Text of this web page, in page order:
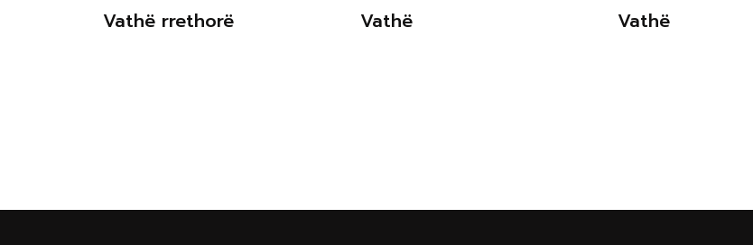
Vathë rrethorë Vathë Vathë